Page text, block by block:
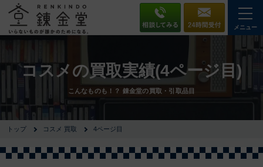
メニュー
コスメの買取実績(4ページ目)
こんなものも！？ 錬金堂の買取・引取品目
トップ コスメ 買取 4ページ目